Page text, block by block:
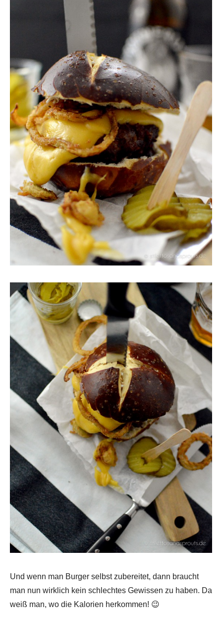
Und wenn man Burger selbst zubereitet, dann braucht
man nun wirklich kein schlechtes Gewissen zu haben. Da
weiß man, wo die Kalorien herkommen! 😉